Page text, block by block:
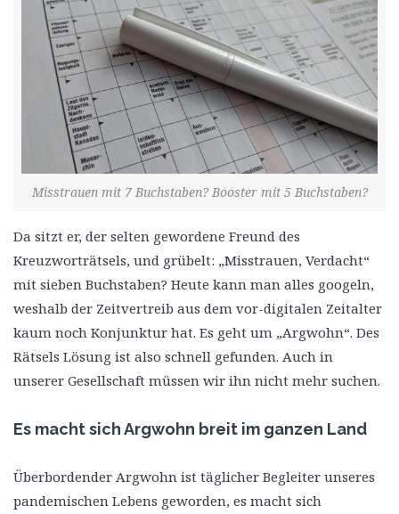
Misstrauen mit 7 Buchstaben? Booster mit 5 Buchstaben?
Da sitzt er, der selten gewordene Freund des
Kreuzworträtsels, und grübelt: „Misstrauen, Verdacht“
mit sieben Buchstaben? Heute kann man alles googeln,
weshalb der Zeitvertreib aus dem vor-digitalen Zeitalter
kaum noch Konjunktur hat. Es geht um „Argwohn“. Des
Rätsels Lösung ist also schnell gefunden. Auch in
unserer Gesellschaft müssen wir ihn nicht mehr suchen.
Es macht sich Argwohn breit im ganzen Land
Überbordender Argwohn ist täglicher Begleiter unseres
pandemischen Lebens geworden, es macht sich